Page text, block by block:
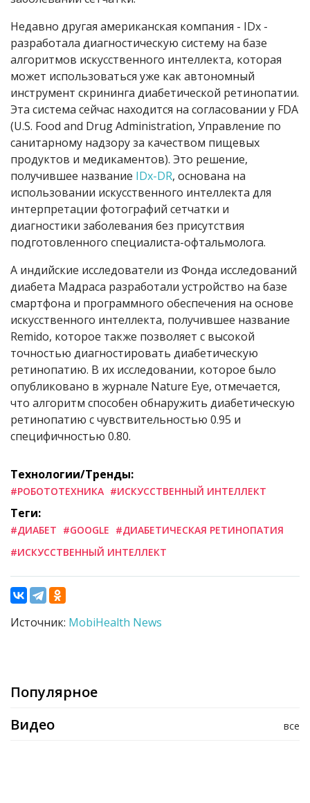
Недавно другая американская компания - IDx -
разработала диагностическую систему на базе
алгоритмов искусственного интеллекта, которая
может использоваться уже как автономный
инструмент скрининга диабетической ретинопатии.
Эта система сейчас находится на согласовании у FDA
(U.S. Food and Drug Administration, Управление по
санитарному надзору за качеством пищевых
продуктов и медикаментов). Это решение,
получившее название IDx-DR, основана на
использовании искусственного интеллекта для
интерпретации фотографий сетчатки и
диагностики заболевания без присутствия
подготовленного специалиста-офтальмолога.
А индийские исследователи из Фонда исследований
диабета Мадраса разработали устройство на базе
смартфона и программного обеспечения на основе
искусственного интеллекта, получившее название
Remido, которое также позволяет с высокой
точностью диагностировать диабетическую
ретинопатию. В их исследовании, которое было
опубликовано в журнале Nature Eye, отмечается,
что алгоритм способен обнаружить диабетическую
ретинопатию с чувствительностью 0.95 и
специфичностью 0.80.
Технологии/Тренды:
#РОБОТОТЕХНИКА #ИСКУССТВЕННЫЙ ИНТЕЛЛЕКТ
Теги:
#ДИАБЕТ #GOOGLE #ДИАБЕТИЧЕСКАЯ РЕТИНОПАТИЯ
#ИСКУССТВЕННЫЙ ИНТЕЛЛЕКТ
Источник: MobiHealth News
Популярное
все
Видео